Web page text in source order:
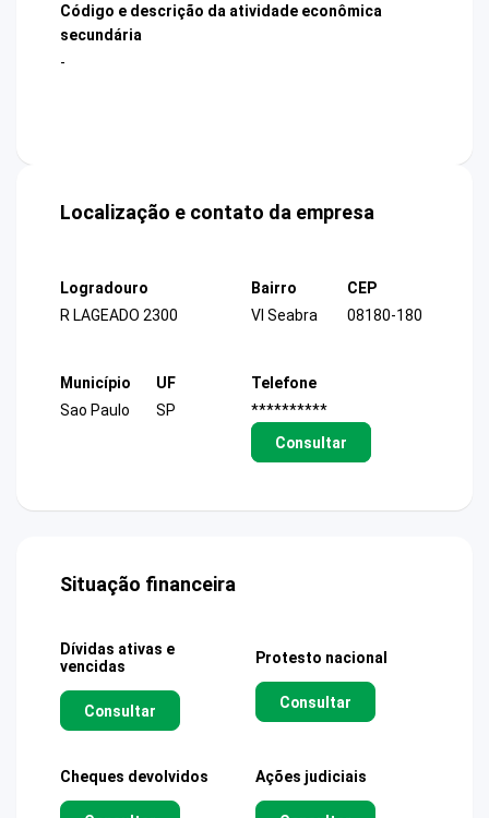
Código e descrição da atividade econômica
secundária
-
Localização e contato da empresa
Logradouro
R LAGEADO 2300
Bairro
Vl Seabra
CEP
08180-180
Município
Sao Paulo
UF
SP
Telefone
**********
Consultar
Situação financeira
Dívidas ativas e
vencidas
Consultar
Protesto nacional
Consultar
Cheques devolvidos Ações judiciais